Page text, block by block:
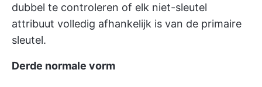
dubbel te controleren of elk niet-sleutel
attribuut volledig afhankelijk is van de primaire
sleutel.
Derde normale vorm